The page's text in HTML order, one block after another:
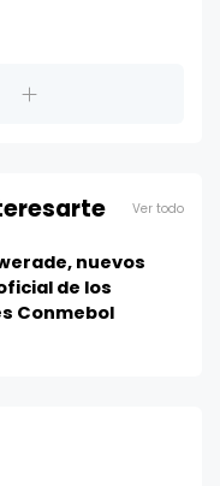
Ver todo
nuevos
de los
Conmebol